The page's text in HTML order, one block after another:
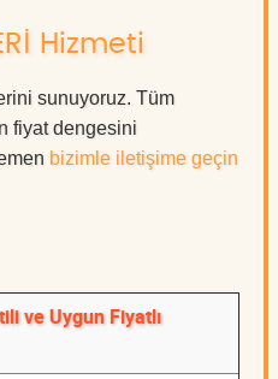
Hizmeti
sunuyoruz. Tüm
fiyat dengesini
bizimle iletişime geçin
ve Uygun Fiyatlı